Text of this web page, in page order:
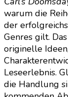
warum die
der
Genres gilt.
originelle
Leseerlebnis.
die Handlung